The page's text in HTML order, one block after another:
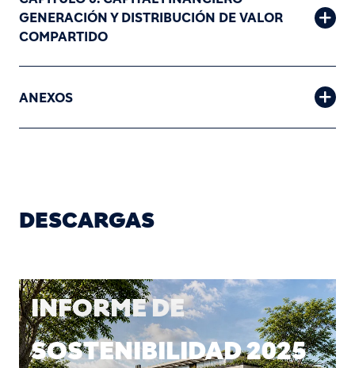
GENERACIÓN Y DISTRIBUCIÓN DE VALOR
COMPARTIDO
ANEXOS
DESCARGAS
INFORME DE
SOSTENIBILIDAD 2025